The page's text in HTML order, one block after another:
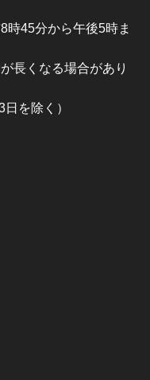
時45分から午後5時ま
長くなる場合があり
を除く）